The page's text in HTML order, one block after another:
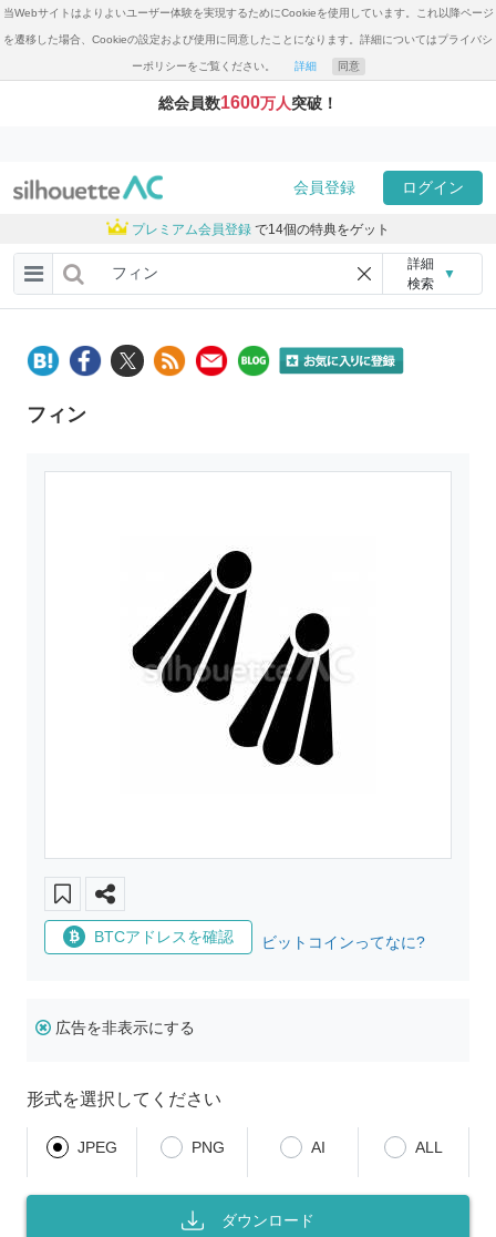
当Webサイトはよりよいユーザー体験を実現するためにCookieを使用しています。これ以降ページ
を遷移した場合、Cookieの設定および使用に同意したことになります。詳細についてはプライバシ
ーポリシーをご覧ください。 詳細 同意
総会員数1600万人突破！
会員登録 ログイン
プレミアム会員登録 で14個の特典をゲット
詳細
検索
▼
フィン
BTCアドレスを確認 ビットコインってなに?
広告を非表示にする
形式を選択してください
JPEG PNG AI ALL
ダウンロード